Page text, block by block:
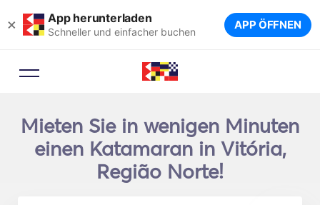
× App herunterladen
Schneller und einfacher buchen APP ÖFFNEN
Mieten Sie in wenigen Minuten
einen Katamaran in Vitória,
Região Norte!